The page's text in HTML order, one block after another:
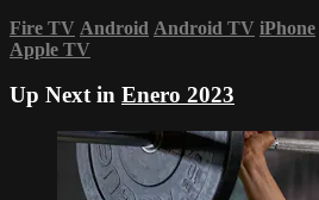
Fire TV Android Android TV iPhone
Apple TV
Up Next in Enero 2023